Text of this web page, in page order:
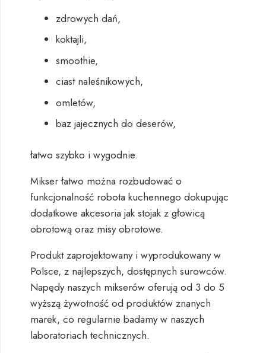
zdrowych dań,
koktajli,
smoothie,
ciast naleśnikowych,
omletów,
baz jajecznych do deserów,
łatwo szybko i wygodnie.
Mikser łatwo można rozbudować o
funkcjonalność robota kuchennego dokupując
dodatkowe akcesoria jak stojak z głowicą
obrotową oraz misy obrotowe.
Produkt zaprojektowany i wyprodukowany w
Polsce, z najlepszych, dostępnych surowców.
Napędy naszych mikserów oferują od 3 do 5
wyższą żywotność od produktów znanych
marek, co regularnie badamy w naszych
laboratoriach technicznych.